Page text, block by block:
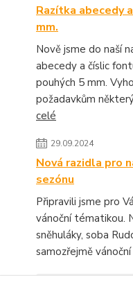
Razítka abecedy
mm.
Nově jsme do naší
abecedy a číslic
pouhých 5 mm.
požadavkům
celé
29.09.2024
Nová razidla pro
sezónu
Připravili jsme pro
vánoční tématikou.
sněhuláky, soba
samozřejmě